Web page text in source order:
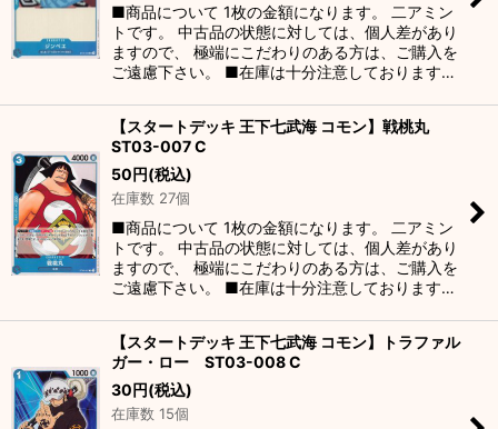
■商品について 1枚の金額になります。 二アミン
トです。 中古品の状態に対しては、個人差があり
ますので、 極端にこだわりのある方は、ご購入を
ご遠慮下さい。 ■在庫は十分注意しております…
【スタートデッキ 王下七武海 コモン】戦桃丸
ST03-007 C
50円(税込)
在庫数 27個
■商品について 1枚の金額になります。 二アミン
トです。 中古品の状態に対しては、個人差があり
ますので、 極端にこだわりのある方は、ご購入を
ご遠慮下さい。 ■在庫は十分注意しております…
【スタートデッキ 王下七武海 コモン】トラファル
ガー・ロー ST03-008 C
30円(税込)
在庫数 15個